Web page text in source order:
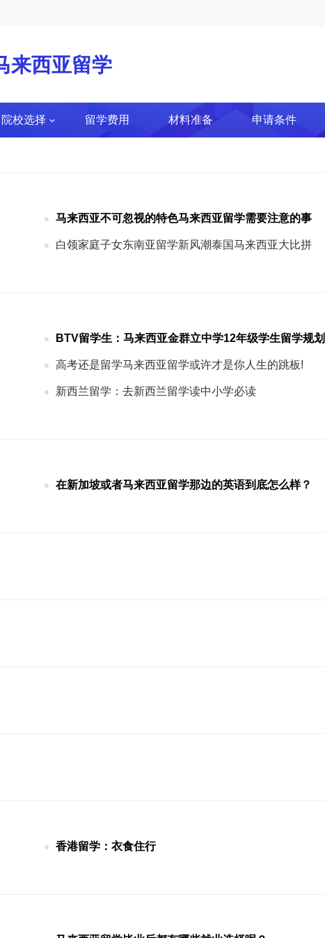
来西亚留学
院校选择 留学费用 材料准备 申请条件
马来西亚不可忽视的特色马来西亚留学需要注意的事
白领家庭子女东南亚留学新风潮泰国马来西亚大比拼
高考还是留学马来西亚留学或许才是你人生的跳板!
新西兰留学：去新西兰留学读中小学必读
在新加坡或者马来西亚留学那边的英语到底怎么样？
香港留学：衣食住行